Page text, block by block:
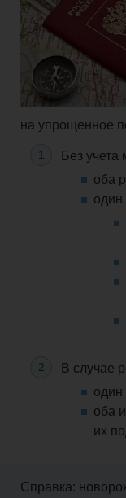
на упрощенное
Без учета
оба
один
В случае
один
оба
их
Справка: